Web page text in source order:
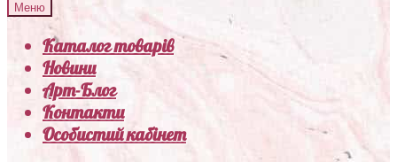
Меню
Каталог товарів
Новини
Арт-Блог
Контакти
Особистий кабінет